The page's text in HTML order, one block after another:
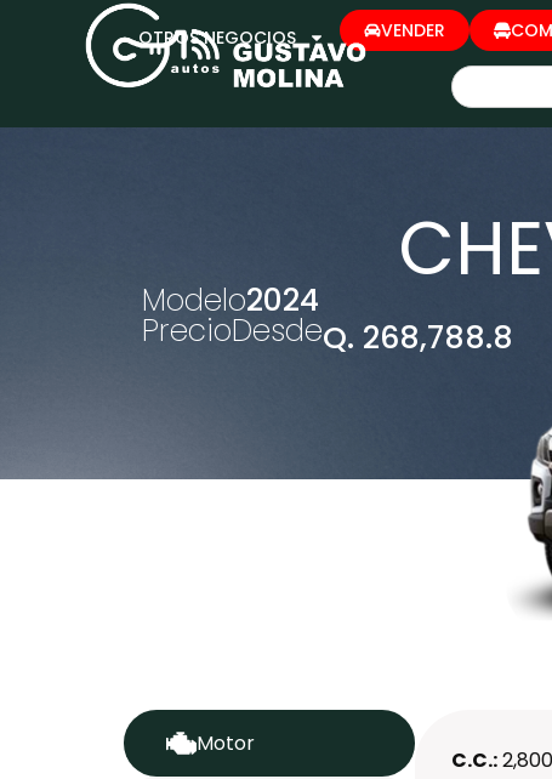
OTROS NEGOCIOS VENDER
Modelo2024
PrecioDesdeQ. 268,788.8
Motor
C.C.:2,800